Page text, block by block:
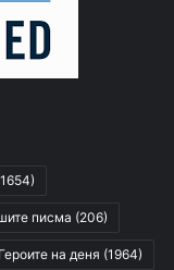
писма (206)
Героите на деня (1964)